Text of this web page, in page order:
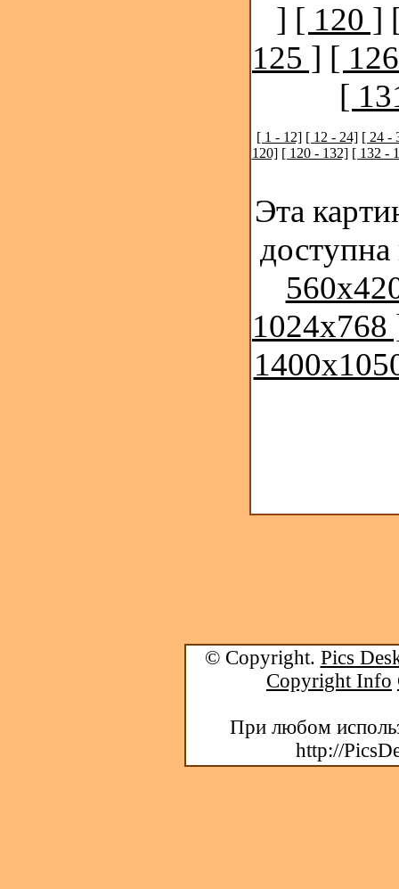
] [ 120 ]
125 ] [
[
[ 1 - 12] [ 12 - 24] [ 24 -
120] [ 120 - 132] [ 132 -
Эта
1024x768
© Copyright. Pics
Copyright Info
При любом
http://